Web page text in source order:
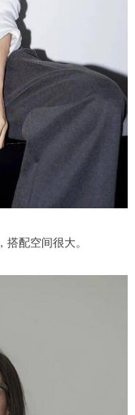
配空间很大。